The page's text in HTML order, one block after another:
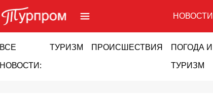
НОВОСТИ
ВСЕ
НОВОСТИ:
ТУРИЗМ ПРОИСШЕСТВИЯ ПОГОДА И
ТУРИЗМ